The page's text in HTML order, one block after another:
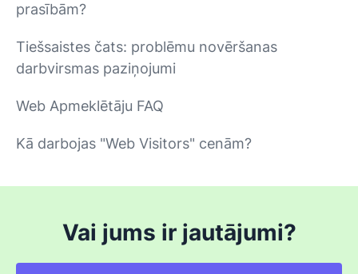
prasībām?
Tiešsaistes čats: problēmu novēršanas
darbvirsmas paziņojumi
Web Apmeklētāju FAQ
Kā darbojas "Web Visitors" cenām?
Vai jums ir jautājumi?